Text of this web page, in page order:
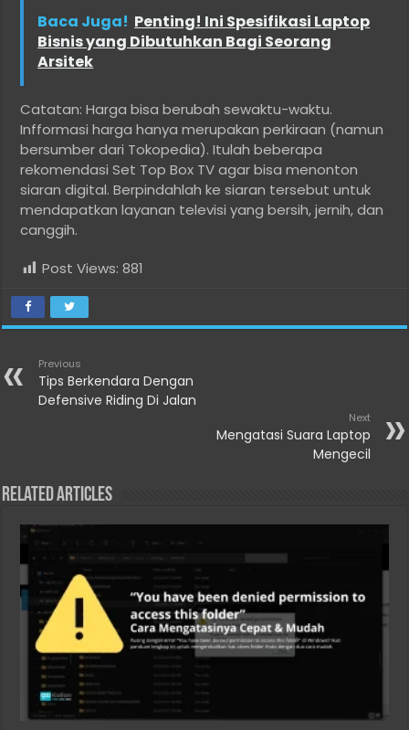
Baca Juga! Penting! Ini Spesifikasi Laptop
Bisnis yang Dibutuhkan Bagi Seorang
Arsitek
Catatan: Harga bisa berubah sewaktu-waktu.
Infformasi harga hanya merupakan perkiraan (namun
bersumber dari Tokopedia). Itulah beberapa
rekomendasi Set Top Box TV agar bisa menonton
siaran digital. Berpindahlah ke siaran tersebut untuk
mendapatkan layanan televisi yang bersih, jernih, dan
canggih.
Post Views: 881
Previous
Tips Berkendara Dengan
Defensive Riding Di Jalan
Next
Mengatasi Suara Laptop
Mengecil
Related Articles